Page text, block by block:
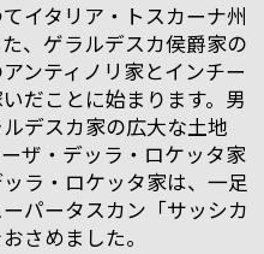
イタリア・トスカーナ州
、ゲラルデスカ侯爵家の
ンティノリ家とインチー
だことに始まります。男
デスカ家の広大な土地
ザ・デッラ・ロケッタ家
ラ・ロケッタ家は、一足
パータスカン「サッシカ
さめました。